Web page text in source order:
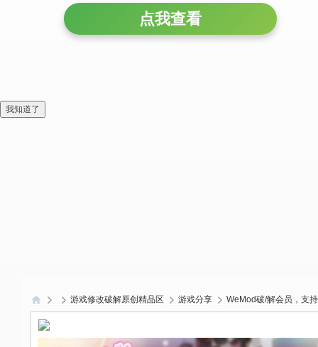
点我查看
我知道了
偏
爱
游戏修改破解原创精品区 游戏分享 WeMod破/解会员，支